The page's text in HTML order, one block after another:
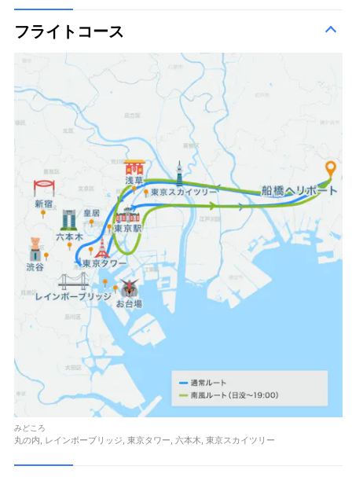
フライトコース
みどころ
丸の内, レインボーブリッジ, 東京タワー, 六本木, 東京スカイツリー